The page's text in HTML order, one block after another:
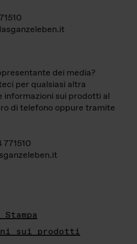
dei media?
per qualsiasi altra
informazioni sui prodotti al
di telefono oppure tramite
sui prodotti